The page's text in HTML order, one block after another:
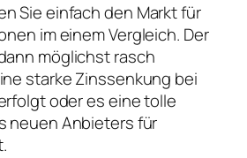
Sie einfach den Markt für
im einem Vergleich. Der
möglichst rasch
starke Zinssenkung bei
oder es eine tolle
neuen Anbieters für